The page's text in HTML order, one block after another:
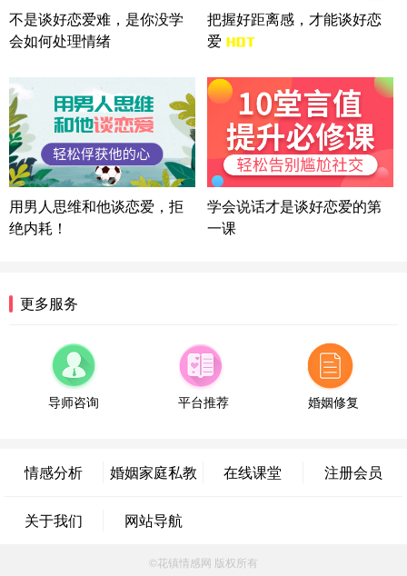
微信用户 Liberty 通过此页面咨询，已获得专属情感
方案
广东-广州 188****5632
湖北-武汉 135****7410
41分钟前
微信用户 困困魚? 通过此页面咨询，已获得专属情感
方案
陕西-西安 139****6283
3分钟前
情感方案
浙江-宁波 150****8921
福建-厦门 159****4462
53分钟前
微信用户 凌乱小羊 通过此页面咨询，已获得专属情
辽宁-大连 176****2843
39分钟前
属情感方案
微信用户 墨笙 通过此页面咨询，已获得专属情感方
不是谈好恋爱难，是你没学
会如何处理情绪
把握好距离感，才能谈好恋
爱
用男人思维和他谈恋爱，拒
绝内耗！
学会说话才是谈好恋爱的第
一课
更多服务
导师咨询 平台推荐 婚姻修复
情感分析 婚姻家庭私教 在线课堂 注册会员
关于我们 网站导航
©花镇情感网 版权所有